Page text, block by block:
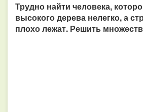
Трудно найти человека,
высокого дерева нелегко, а
плохо лежат. Решить